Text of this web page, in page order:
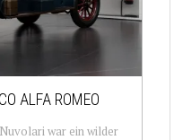
ALFA ROMEO
war ein wilder